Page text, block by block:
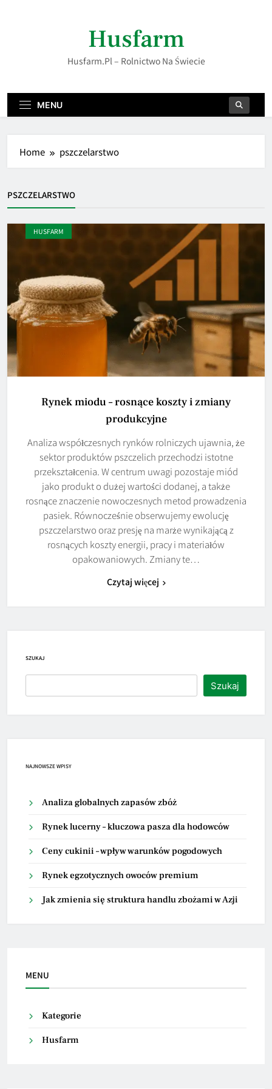
Husfarm
Husfarm.pl – Rolnictwo Na Świecie
MENU
Home pszczelarstwo
PSZCZELARSTWO
HUSFARM
Rynek miodu – rosnące koszty i zmiany
produkcyjne
Analiza współczesnych rynków rolniczych ujawnia, że
sektor produktów pszczelich przechodzi istotne
przekształcenia. W centrum uwagi pozostaje miód
jako produkt o dużej wartości dodanej, a także
rosnące znaczenie nowoczesnych metod prowadzenia
pasiek. Równocześnie obserwujemy ewolucję
pszczelarstwo oraz presję na marże wynikającą z
rosnących koszty energii, pracy i materiałów
opakowaniowych. Zmiany te…
Czytaj więcej
SZUKAJ
Szukaj
NAJNOWSZE WPISY
Analiza globalnych zapasów zbóż
Rynek lucerny – kluczowa pasza dla hodowców
Ceny cukinii – wpływ warunków pogodowych
Rynek egzotycznych owoców premium
Jak zmienia się struktura handlu zbożami w Azji
MENU
Kategorie
Husfarm